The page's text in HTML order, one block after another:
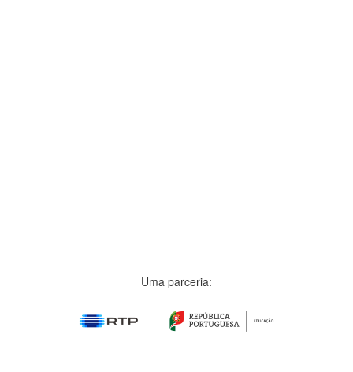
Uma parceria: